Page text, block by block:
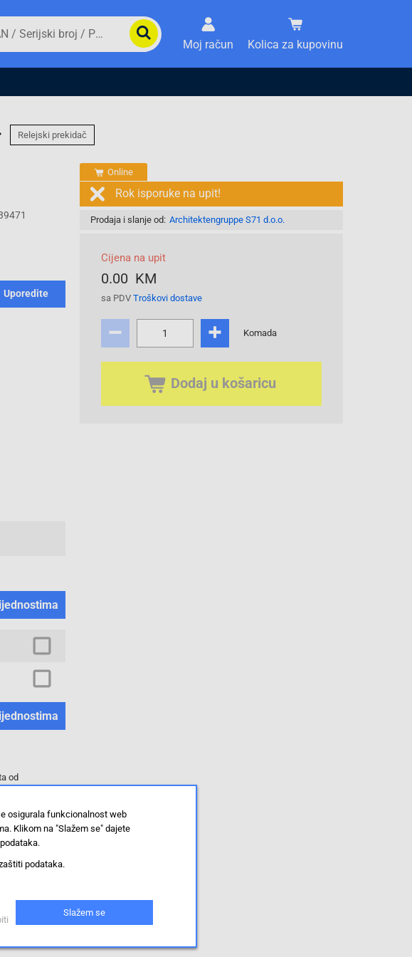
Moj račun Kolica za kupovinu
Relejski prekidač
Online
Rok isporuke na upit!
Prodaja i slanje od: Architektengruppe S71 d.o.o.
Cijena na upit
0.00 KM
sa PDV Troškovi dostave
Komada
Dodaj u košaricu
Uporedite
od
-127V DC,
i motora
u
kućišta.
i
5. Četiri klase
tehnologije. 7.
sustave,
osigurala funkcionalnost web
Klikom na "Slažem se" dajete
podataka.
Slažem se